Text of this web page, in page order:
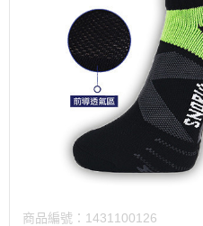
商品編號： 1431100126